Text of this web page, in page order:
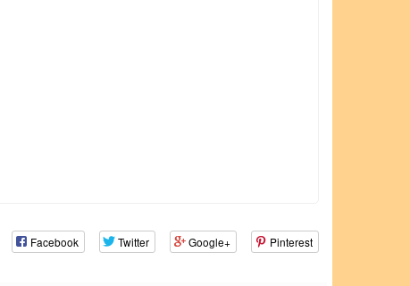
Facebook Twitter Google+ Pinterest